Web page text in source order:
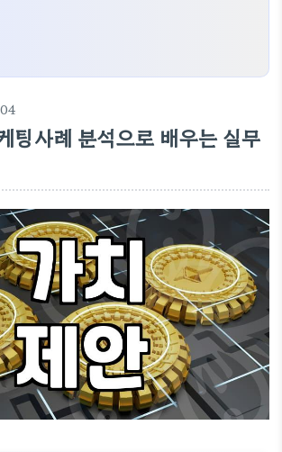
팅사례 분석으로 배우는 실무